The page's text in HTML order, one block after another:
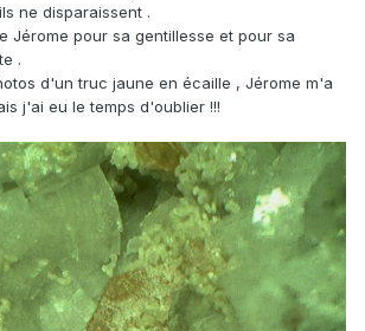
ne disparaissent .
Jérome pour sa gentillesse et pour sa
.
d'un truc jaune en écaille , Jérome m'a
j'ai eu le temps d'oublier !!!